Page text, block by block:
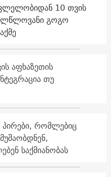
10 თვის
გოგო
აფხაზეთის
თუ
პირები, რომლებიც
საქმიანობას